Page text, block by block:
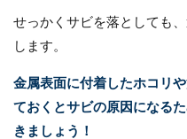
せっかくサビを落としても
します。
金属表面に付着したホコリ
ておくとサビの原因になる
きましょう！